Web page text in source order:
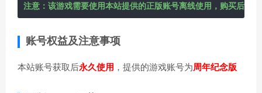
注意：该游戏需要使用本站提供的正版账号离线使用，购买后在
账号权益及注意事项
本站账号获取后永久使用 ，提供的游戏账号为周年纪念版